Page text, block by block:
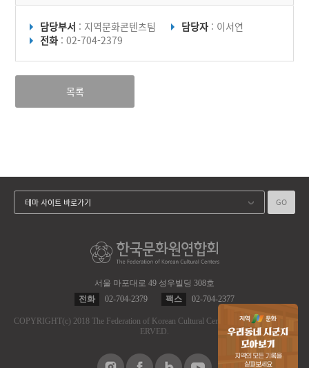
담당부서 : 지역문화콘텐츠팀 담당자 : 이서연
전화 : 02-704-2379
목록
서울 마포대로 49 성우빌딩 308호
전화
02-704-2379 팩스 02-704-2377
COPYRIGHT(c) 2018 The Federation of Korean Cultural Centers.
ALL RIGHT RES
ERVED.
테마 사이트 바로가기 GO